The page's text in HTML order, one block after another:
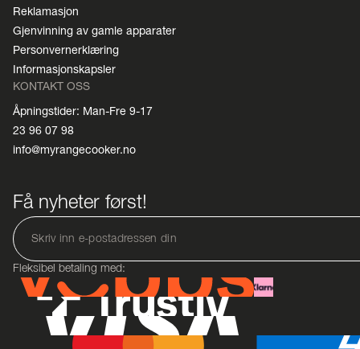
Reklamasjon
Gjenvinning av gamle apparater
Personvernerklæring
Informasjonskapsler
KONTAKT OSS
Åpningstider: Man-Fre 9-17
23 96 07 98
info@myrangecooker.no
Få nyheter først!
Fleksibel betaling med: